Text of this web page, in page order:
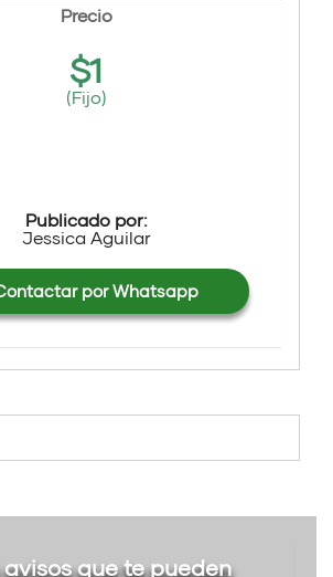
Precio
$1
(Fijo)
Publicado por:
Jessica Aguilar
por Whatsapp
que te pueden